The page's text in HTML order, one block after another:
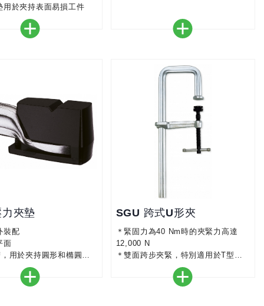
用於夾持表面易損工件
夾墊
裝配
面
用於夾持圓形和橢圓形
SGU 跨式U形夾
＊緊固力為40 Nm時的夾緊力高達
12,000 N
＊雙面跨步夾緊，特別適用於T型材
＊帶有燒結鋼質插入物的耐熱壓力板